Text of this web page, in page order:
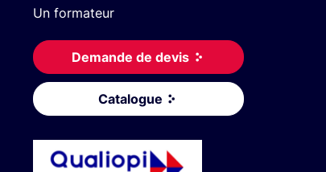
Un formateur
Demande de devis
Catalogue